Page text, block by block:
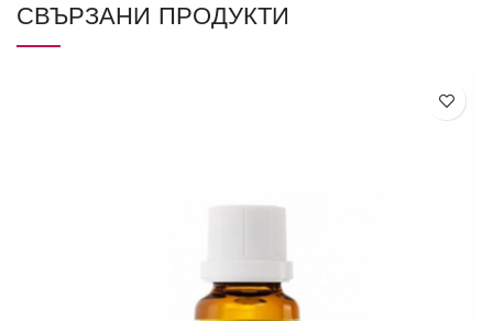
СВЪРЗАНИ ПРОДУКТИ